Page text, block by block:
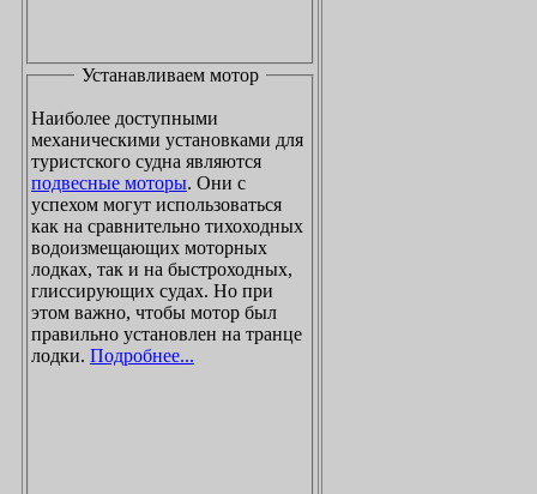
Устанавливаем мотор
Наиболее доступными
механическими установками для
туристского судна являются
подвесные моторы. Они с
успехом могут использоваться
как на сравнительно тихоходных
водоизмещающих моторных
лодках, так и на быстроходных,
глиссирующих судах. Но при
этом важно, чтобы мотор был
правильно установлен на транце
лодки. Подробнее...